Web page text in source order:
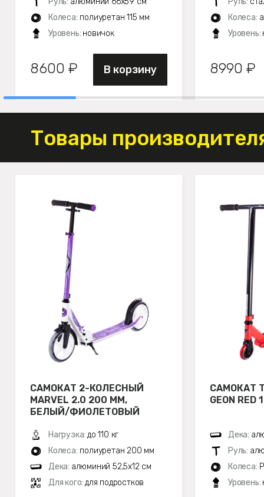
Колеса: полиуретан 115 мм
Уровень: новичок
8600 ₽ В корзину
Колеса:
Уровень:
8990 ₽
Товары
САМОКАТ 2-КОЛЕСНЫЙ
MARVEL 2.0 200 ММ,
БЕЛЫЙ/ФИОЛЕТОВЫЙ
Нагрузка: до 110 кг
Колеса: полиуретан 200 мм
Дека: алюминий 52,5х12 см
Для кого: для подростков
САМОКАТ
GEON
Дека:
Руль:
Колеса:
Уровень: